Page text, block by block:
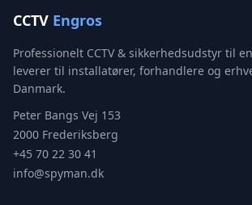
CCTV Engros
Professionelt CCTV & sikkerhedsudstyr til
leverer til installatører, forhandlere og
Danmark.
Peter Bangs Vej 153
2000 Frederiksberg
+45 70 22 30 41
info@spyman.dk